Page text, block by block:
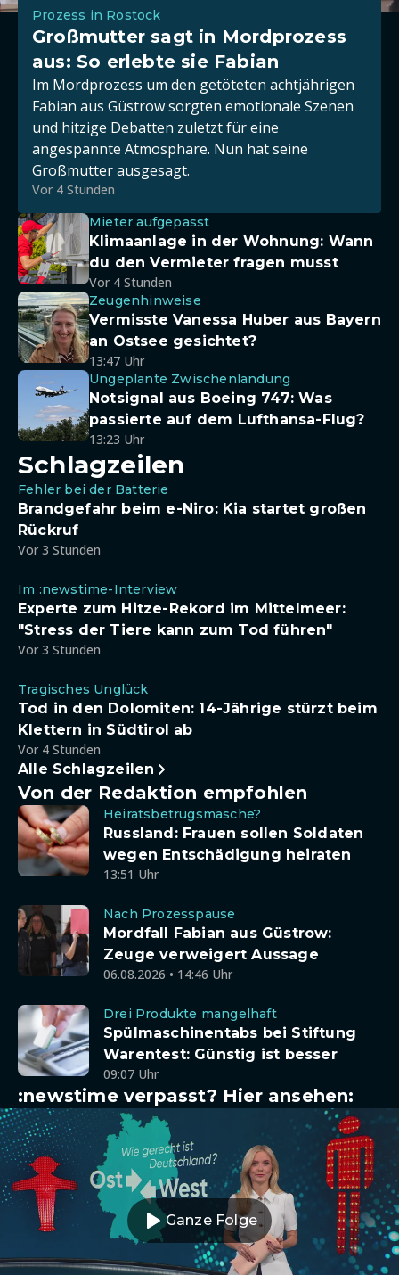
Prozess in Rostock
Großmutter sagt in Mordprozess
aus: So erlebte sie Fabian
Im Mordprozess um den getöteten achtjährigen
Fabian aus Güstrow sorgten emotionale Szenen
und hitzige Debatten zuletzt für eine
angespannte Atmosphäre. Nun hat seine
Großmutter ausgesagt.
Vor 4 Stunden
Mieter aufgepasst
Klimaanlage in der Wohnung: Wann
du den Vermieter fragen musst
Vor 4 Stunden
Zeugenhinweise
Vermisste Vanessa Huber aus Bayern
an Ostsee gesichtet?
13:47 Uhr
Ungeplante Zwischenlandung
Notsignal aus Boeing 747: Was
passierte auf dem Lufthansa-Flug?
13:23 Uhr
Schlagzeilen
Fehler bei der Batterie
Brandgefahr beim e-Niro: Kia startet großen
Rückruf
Vor 3 Stunden
Im :newstime-Interview
Experte zum Hitze-Rekord im Mittelmeer:
"Stress der Tiere kann zum Tod führen"
Vor 3 Stunden
Tragisches Unglück
Tod in den Dolomiten: 14-Jährige stürzt beim
Klettern in Südtirol ab
Vor 4 Stunden
Alle Schlagzeilen
Von der Redaktion empfohlen
Heiratsbetrugsmasche?
Russland: Frauen sollen Soldaten
wegen Entschädigung heiraten
13:51 Uhr
Nach Prozesspause
Mordfall Fabian aus Güstrow:
Zeuge verweigert Aussage
06.08.2026 • 14:46 Uhr
Drei Produkte mangelhaft
Spülmaschinentabs bei Stiftung
Warentest: Günstig ist besser
09:07 Uhr
:newstime verpasst? Hier ansehen:
Ganze Folge